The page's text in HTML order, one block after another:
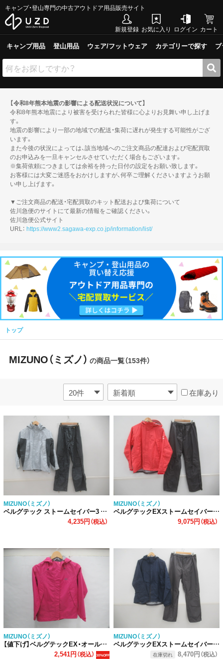
キャンプ・登山専門の中古アウトドア用品販売サイト
新規登録 お気に入り ログイン カート
キャンプ用品 登山用品 ウェア/フットウェア カテゴリーで探す
【令和8年熊本地震の影響による配送状況について】
令和8年熊本地震により被害を受けられた皆様に心よりお見舞い申し上げま
す。
地震の影響により一部の地域での配送・集荷に遅れが発生する可能性がござ
います。
また今後の状況によっては、該当地域へのご注文商品の配達および宅配買取
のお申込みを一旦キャンセルさせていただく場合もございます。
※集荷依頼につきましては余裕を持った日付の設定をお願い致します。
お客様には大変ご迷惑をおかけしますが、何卒ご理解くださいますようお願
い申し上げます。
▼ご注文商品の配送・宅配買取のキット配送および集荷について
佐川急便のサイトにて最新の情報をご確認ください。
佐川急便公式サイト
URL： https://www2.sagawa-exp.co.jp/information/list/
トップ
MIZUNO（ミズノ） の商品一覧（153件）
在庫あり
MIZUNO（ミズノ）
ベルグテック ストームセイバー3 レインスーツ レディース
4,235円（税込）
MIZUNO（ミズノ）
ベルグテックEXストームセイバー6 レインスーツ
9,075円（税込）
MIZUNO（ミズノ）
【値下げ】ベルグテックEX・オールウェザージャケット レディース
2,541円（税込） 30%OFF
MIZUNO（ミズノ）
ベルグテックEXストームセイバーVI レインスーツ
在庫切れ 8,470円（税込）